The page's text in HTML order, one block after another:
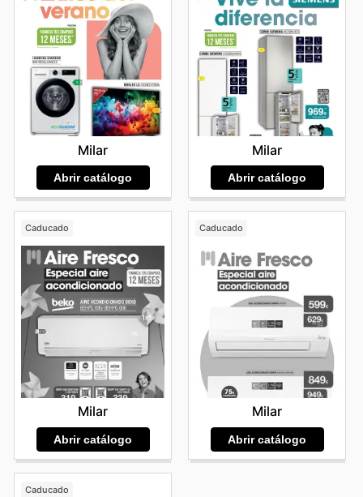
Milar
Abrir catálogo
Milar
Abrir catálogo
Caducado
Milar
Abrir catálogo
Caducado
Milar
Abrir catálogo
Caducado